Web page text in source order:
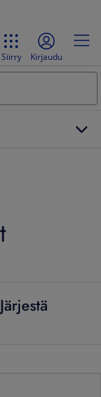
Siirry Kirjaudu
Järjestä